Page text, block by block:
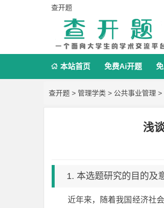
查开题
 本站首页 免费Ai开题
查开题 > 管理学类 > 公共事业管理 >
浅
1. 本选题研究的目的及
近年来，随着我国经济社